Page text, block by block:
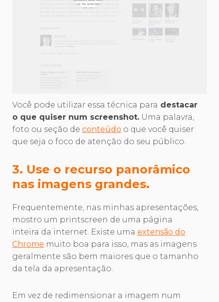
Você pode utilizar essa técnica para destacar
o que quiser num screenshot. Uma palavra,
foto ou seção de conteúdo o que você quiser
que seja o foco de atenção do seu público.
3. Use o recurso panorâmico
nas imagens grandes.
Frequentemente, nas minhas apresentações,
mostro um printscreen de uma página
inteira da internet. Existe uma extensão do
Chrome muito boa para isso, mas as imagens
geralmente são bem maiores que o tamanho
da tela da apresentação.
Em vez de redimensionar a imagem num